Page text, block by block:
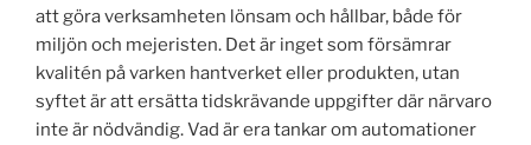
att göra verksamheten lönsam och hållbar, både för
miljön och mejeristen. Det är inget som försämrar
kvalitén på varken hantverket eller produkten, utan
syftet är att ersätta tidskrävande uppgifter där närvaro
inte är nödvändig. Vad är era tankar om automationer